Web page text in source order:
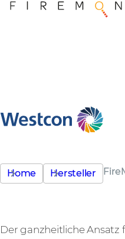
Home Hersteller
Der ganzheitliche